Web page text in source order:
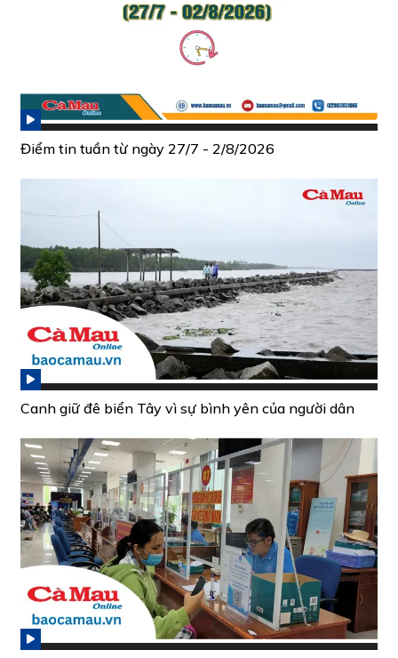
Điểm tin tuần từ ngày 27/7 - 2/8/2026
Canh giữ đê biển Tây vì sự bình yên của người dân